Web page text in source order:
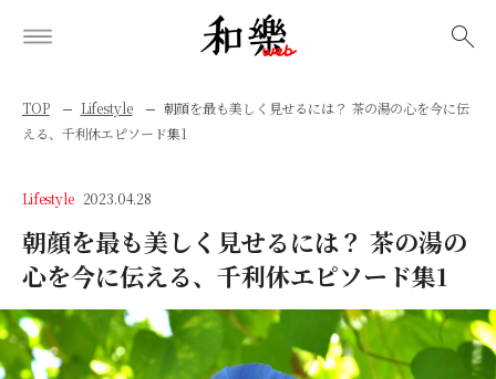
TOP Lifestyle
朝顔を最も美しく見せるには？ 茶の湯の心を今に伝
える、千利休エピソード集1
Lifestyle 2023.04.28
朝顔を最も美しく見せるには？ 茶の湯の
心を今に伝える、千利休エピソード集1